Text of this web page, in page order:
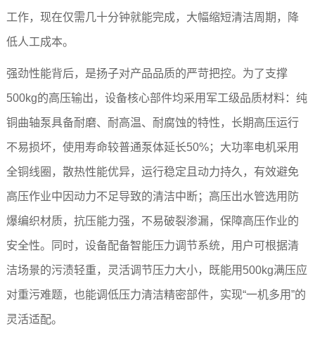
工作，现在仅需几十分钟就能完成，大幅缩短清洁周期，降
低人工成本。
强劲性能背后，是扬子对产品品质的严苛把控。为了支撑
500kg的高压输出，设备核心部件均采用军工级品质材料：纯
铜曲轴泵具备耐磨、耐高温、耐腐蚀的特性，长期高压运行
不易损坏，使用寿命较普通泵体延长50%；大功率电机采用
全铜线圈，散热性能优异，运行稳定且动力持久，有效避免
高压作业中因动力不足导致的清洁中断；高压出水管选用防
爆编织材质，抗压能力强，不易破裂渗漏，保障高压作业的
安全性。同时，设备配备智能压力调节系统，用户可根据清
洁场景的污渍轻重，灵活调节压力大小，既能用500kg满压应
对重污难题，也能调低压力清洁精密部件，实现“一机多用”的
灵活适配。